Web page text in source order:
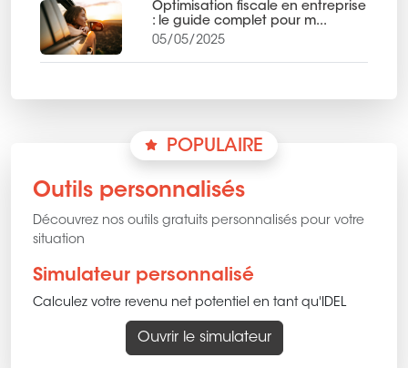
Optimisation fiscale en entreprise
: le guide complet pour m...
05/05/2025
POPULAIRE
Outils personnalisés
Découvrez nos outils gratuits personnalisés pour votre
situation
Simulateur personnalisé
Calculez votre revenu net potentiel en tant qu'IDEL
Ouvrir le simulateur